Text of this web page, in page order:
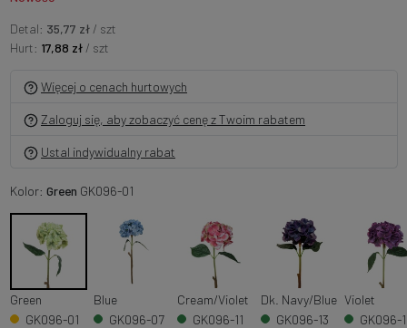
Detal: 35,77 zł / szt
Hurt: 17,88 zł / szt
Więcej o cenach hurtowych
Zaloguj się, aby zobaczyć cenę z Twoim rabatem
Ustal indywidualny rabat
Kolor: Green GK096-01
Green
GK096-01
Blue
GK096-07
Cream/Violet
GK096-11
Dk. Navy/Blue
GK096-13
Violet
GK096-